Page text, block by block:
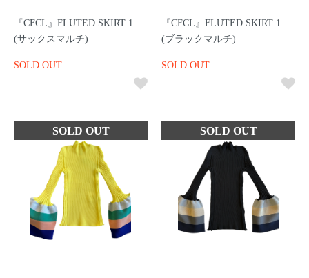
『CFCL』FLUTED SKIRT 1
(サックスマルチ)
SOLD OUT
『CFCL』FLUTED SKIRT 1
(ブラックマルチ)
SOLD OUT